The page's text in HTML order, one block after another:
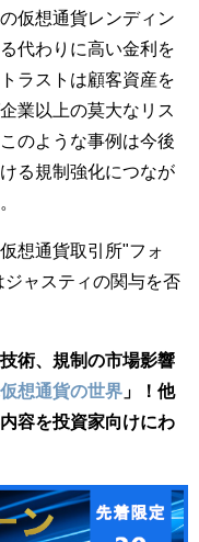
仮想通貨レンディン
代わりに高い金利を
ラストは顧客資産を
業以上の莫大なリス
のような事例は今後
る規制強化につなが
想通貨取引所"フォ
ャスティの関与を否
術、規制の市場影響
想通貨の世界 」！他
容を投資家向けにわ